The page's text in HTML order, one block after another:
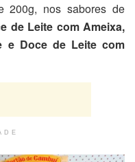
200g, nos sabores de
de Leite com Ameixa,
e Doce de Leite com